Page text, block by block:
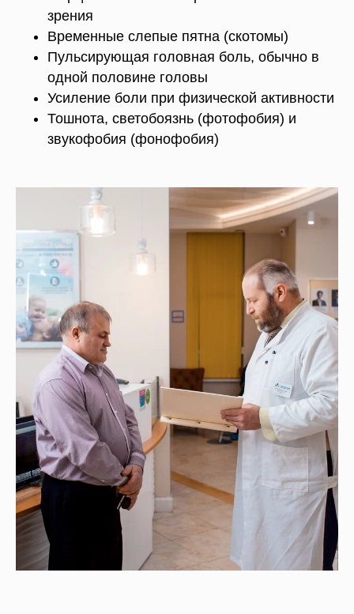
зрения
Временные слепые пятна (скотомы)
Пульсирующая головная боль, обычно в
одной половине головы
Усиление боли при физической активности
Тошнота, светобоязнь (фотофобия) и
звукофобия (фонофобия)